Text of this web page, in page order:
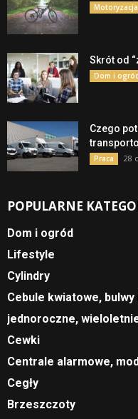
Motoryzacja
Skrót od
Dom i
Czego
Praca 28
POPULARNE
Dom i ogród
Lifestyle
Cylindry
Cebule kwiatowe,
jednoroczne,
Cewki
Centrale alarmowe,
Cegły
Brzeszczoty